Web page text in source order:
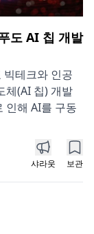
도 AI 칩 개발
빅테크와 인공
체(AI 칩) 개발
인해 AI를 구동
샤라웃 보관